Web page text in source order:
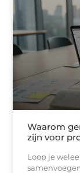
Waarom
zijn voor
Loop je